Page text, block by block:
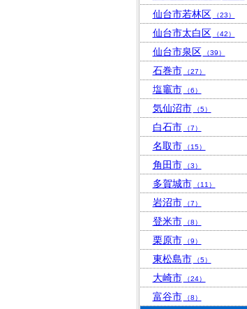
仙台市若林区 （23）
仙台市太白区 （42）
仙台市泉区 （39）
石巻市 （27）
塩竈市 （6）
気仙沼市 （5）
白石市 （7）
名取市 （15）
角田市 （3）
多賀城市 （11）
岩沼市 （7）
登米市 （8）
栗原市 （9）
東松島市 （5）
大崎市 （24）
富谷市 （8）